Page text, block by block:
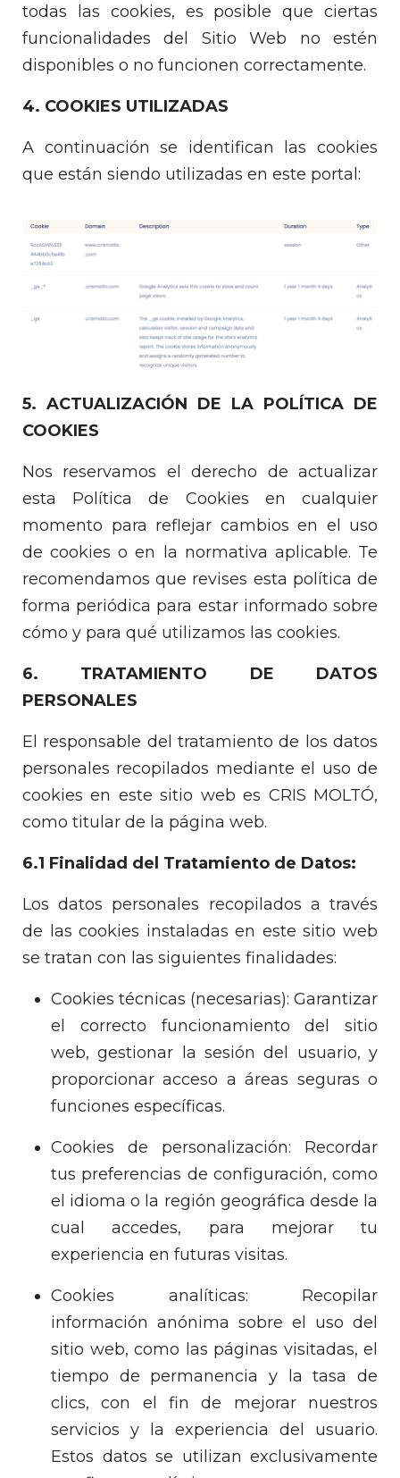
todas las cookies, es posible que ciertas
funcionalidades del Sitio Web no estén
disponibles o no funcionen correctamente.
4. COOKIES UTILIZADAS
A continuación se identifican las cookies
que están siendo utilizadas en este portal:
5. ACTUALIZACIÓN DE LA POLÍTICA DE
COOKIES
Nos reservamos el derecho de actualizar
esta Política de Cookies en cualquier
momento para reflejar cambios en el uso
de cookies o en la normativa aplicable. Te
recomendamos que revises esta política de
forma periódica para estar informado sobre
cómo y para qué utilizamos las cookies.
6. TRATAMIENTO DE DATOS
PERSONALES
El responsable del tratamiento de los datos
personales recopilados mediante el uso de
cookies en este sitio web es CRIS MOLTÓ,
como titular de la página web.
6.1 Finalidad del Tratamiento de Datos:
Los datos personales recopilados a través
de las cookies instaladas en este sitio web
se tratan con las siguientes finalidades:
Cookies técnicas (necesarias): Garantizar
el correcto funcionamiento del sitio
web, gestionar la sesión del usuario, y
proporcionar acceso a áreas seguras o
funciones específicas.
Cookies de personalización: Recordar
tus preferencias de configuración, como
el idioma o la región geográfica desde la
cual accedes, para mejorar tu
experiencia en futuras visitas.
Cookies analíticas: Recopilar
información anónima sobre el uso del
sitio web, como las páginas visitadas, el
tiempo de permanencia y la tasa de
clics, con el fin de mejorar nuestros
servicios y la experiencia del usuario.
Estos datos se utilizan exclusivamente